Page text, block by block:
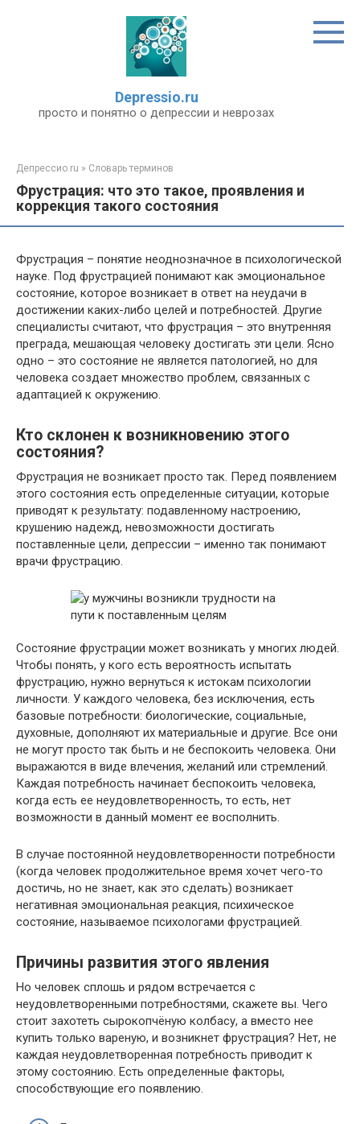
Depressio.ru
просто и понятно о депрессии и неврозах
Депрессио.ru » Словарь терминов
Фрустрация: что это такое, проявления и
коррекция такого состояния
Фрустрация – понятие неоднозначное в психологической
науке. Под фрустрацией понимают как эмоциональное
состояние, которое возникает в ответ на неудачи в
достижении каких-либо целей и потребностей. Другие
специалисты считают, что фрустрация – это внутренняя
преграда, мешающая человеку достигать эти цели. Ясно
одно – это состояние не является патологией, но для
человека создает множество проблем, связанных с
адаптацией к окружению.
Кто склонен к возникновению этого
состояния?
Фрустрация не возникает просто так. Перед появлением
этого состояния есть определенные ситуации, которые
приводят к результату: подавленному настроению,
крушению надежд, невозможности достигать
поставленные цели, депрессии – именно так понимают
врачи фрустрацию.
Состояние фрустрации может возникать у многих людей.
Чтобы понять, у кого есть вероятность испытать
фрустрацию, нужно вернуться к истокам психологии
личности. У каждого человека, без исключения, есть
базовые потребности: биологические, социальные,
духовные, дополняют их материальные и другие. Все они
не могут просто так быть и не беспокоить человека. Они
выражаются в виде влечения, желаний или стремлений.
Каждая потребность начинает беспокоить человека,
когда есть ее неудовлетворенность, то есть, нет
возможности в данный момент ее восполнить.
В случае постоянной неудовлетворенности потребности
(когда человек продолжительное время хочет чего-то
достичь, но не знает, как это сделать) возникает
негативная эмоциональная реакция, психическое
состояние, называемое психологами фрустрацией.
Причины развития этого явления
Но человек сплошь и рядом встречается с
неудовлетворенными потребностями, скажете вы. Чего
стоит захотеть сырокопчёную колбасу, а вместо нее
купить только вареную, и возникнет фрустрация? Нет, не
каждая неудовлетворенная потребность приводит к
этому состоянию. Есть определенные факторы,
способствующие его появлению.